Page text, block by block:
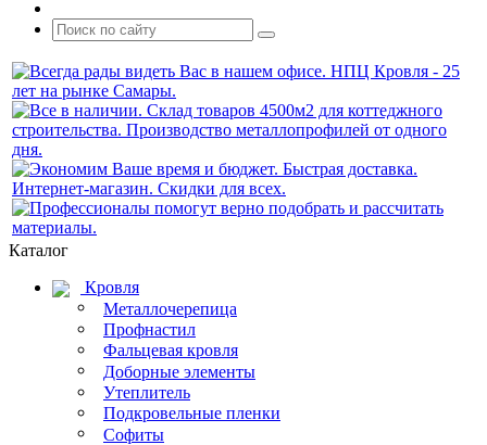
Каталог
Кровля
Металлочерепица
Профнастил
Фальцевая кровля
Доборные элементы
Утеплитель
Подкровельные пленки
Софиты